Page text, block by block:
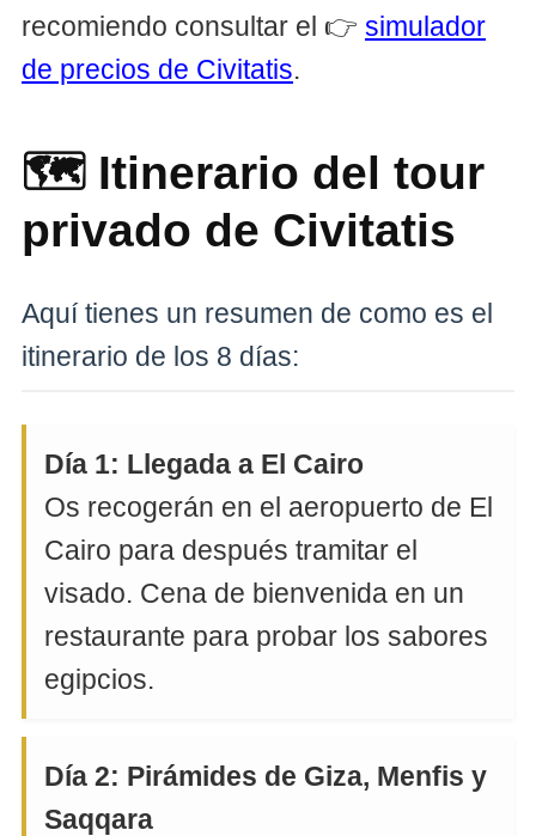
recomiendo consultar el 👉 simulador
de precios de Civitatis.
🗺️ Itinerario del tour
privado de Civitatis
Aquí tienes un resumen de como es el
itinerario de los 8 días:
Día 1: Llegada a El Cairo
Os recogerán en el aeropuerto de El
Cairo para después tramitar el
visado. Cena de bienvenida en un
restaurante para probar los sabores
egipcios.
Día 2: Pirámides de Giza, Menfis y
Saqqara